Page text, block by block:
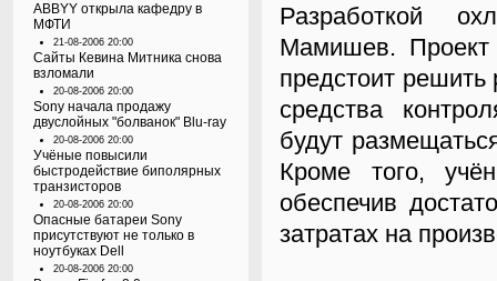
ABBYY открыла кафедру в
МФТИ
21-08-2006 20:00
Сайты Кевина Митника снова
взломали
20-08-2006 20:00
Sony начала продажу
двуслойных "болванок" Blu-ray
20-08-2006 20:00
Учёные повысили
быстродействие биполярных
транзисторов
20-08-2006 20:00
Опасные батареи Sony
присутствуют не только в
ноутбуках Dell
20-08-2006 20:00
Разработкой
Мамишев. Проект
предстоит
средства
будут
Кроме того,
обеспечив
затратах на